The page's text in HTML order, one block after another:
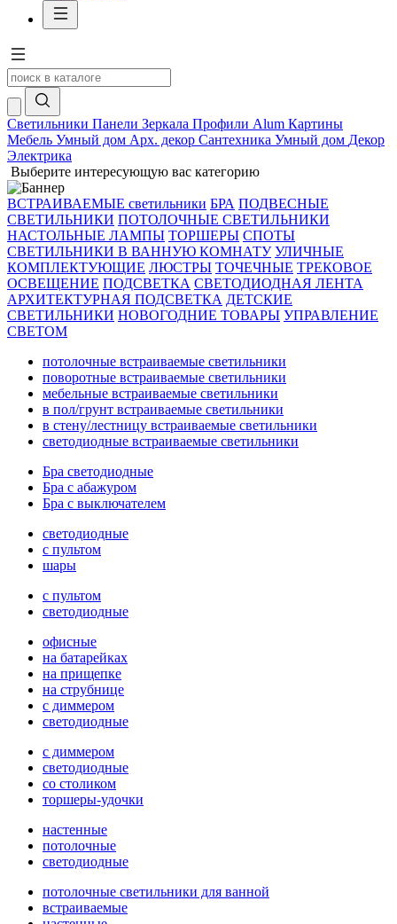
Светильники Панели Зеркала Профили Alum Картины
Мебель Умный дом Арх. декор Сантехника Умный дом Декор
Электрика
Выберите интересующую вас категорию
ВСТРАИВАЕМЫЕ светильники БРА ПОДВЕСНЫЕ
СВЕТИЛЬНИКИ ПОТОЛОЧНЫЕ СВЕТИЛЬНИКИ
НАСТОЛЬНЫЕ ЛАМПЫ ТОРШЕРЫ СПОТЫ
СВЕТИЛЬНИКИ В ВАННУЮ КОМНАТУ УЛИЧНЫЕ
КОМПЛЕКТУЮЩИЕ ЛЮСТРЫ ТОЧЕЧНЫЕ ТРЕКОВОЕ
ОСВЕЩЕНИЕ ПОДСВЕТКА СВЕТОДИОДНАЯ ЛЕНТА
АРХИТЕКТУРНАЯ ПОДСВЕТКА ДЕТСКИЕ
СВЕТИЛЬНИКИ НОВОГОДНИЕ ТОВАРЫ УПРАВЛЕНИЕ
СВЕТОМ
потолочные встраиваемые светильники
поворотные встраиваемые светильники
мебельные встраиваемые светильники
в пол/грунт встраиваемые светильники
в стену/лестницу встраиваемые светильники
светодиодные встраиваемые светильники
Бра светодиодные
Бра с абажуром
Бра с выключателем
светодиодные
с пультом
шары
с пультом
светодиодные
офисные
на батарейках
на прищепке
на струбнице
с диммером
светодиодные
с диммером
светодиодные
со столиком
торшеры-удочки
настенные
потолочные
светодиодные
потолочные светильники для ванной
встраиваемые